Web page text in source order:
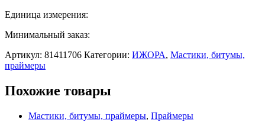
Единица измерения:
Минимальный заказ:
Артикул: 81411706 Категории: ИЖОРА, Мастики, битумы,
праймеры
Похожие товары
Мастики, битумы, праймеры, Праймеры